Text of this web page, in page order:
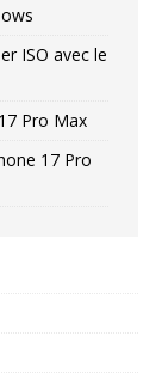
ISO avec le
Pro Max
17 Pro